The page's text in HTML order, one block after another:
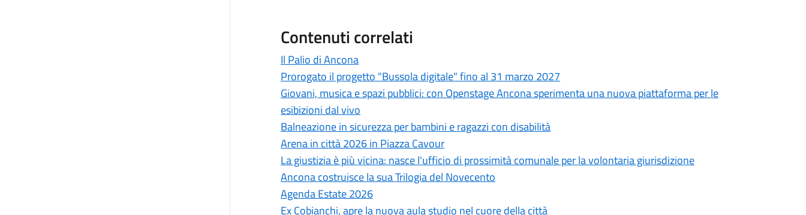
Contenuti correlati
Il Palio di Ancona
Prorogato il progetto "Bussola digitale" fino al 31 marzo 2027
Giovani, musica e spazi pubblici: con Openstage Ancona sperimenta una nuova piattaforma per le
esibizioni dal vivo
Balneazione in sicurezza per bambini e ragazzi con disabilità
Arena in città 2026 in Piazza Cavour
La giustizia è più vicina: nasce l'ufficio di prossimità comunale per la volontaria giurisdizione
Ancona costruisce la sua Trilogia del Novecento
Agenda Estate 2026
Ex Cobianchi, apre la nuova aula studio nel cuore della città